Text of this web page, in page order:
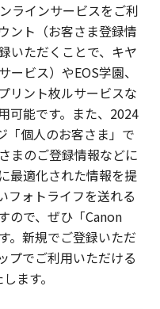
ラインサービスをご利
ント（お客さま登録情
いただくことで、キヤ
ビス）やEOS学園、
リント枚ルサービスな
可能です。また、2024
「個人のお客さま」で
まのご登録情報などに
最適化された情報を提
フォトライフを送れる
ので、ぜひ「Canon
。新規でご登録いただ
プでご利用いただける
ます。